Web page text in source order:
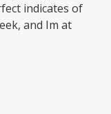
indicates of
and Im at